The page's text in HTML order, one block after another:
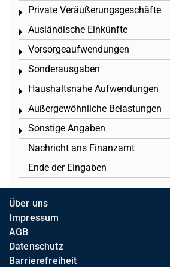
Private Veräußerungsgeschäfte
Toggle menu
Ausländische Einkünfte
Toggle menu
Vorsorgeaufwendungen
Toggle menu
Sonderausgaben
Toggle menu
Haushaltsnahe Aufwendungen
Toggle menu
Außergewöhnliche Belastungen
Toggle menu
Sonstige Angaben
Toggle menu
Nachricht ans Finanzamt
Ende der Eingaben
Über uns
Impressum
AGB
Datenschutz
Barrierefreiheit